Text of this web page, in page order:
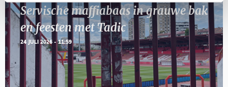
Servische maffiabaas in grauwe bak
en feesten met Tadic
24 JULI 2026 - 11:59